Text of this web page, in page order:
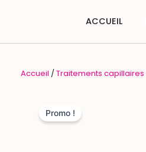
ACCUEIL
Accueil /Traitements capillaires
Promo !